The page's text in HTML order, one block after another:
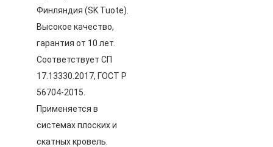
Финляндия (SK Tuote).
Высокое качество,
гарантия от 10 лет.
Соответствует СП
17.13330.2017, ГОСТ Р
56704-2015.
Применяется в
системах плоских и
скатных кровель.